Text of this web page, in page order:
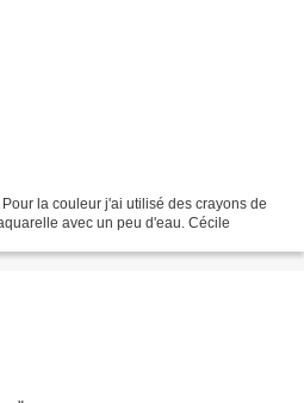
la couleur j'ai utilisé des crayons de
avec un peu d'eau. Cécile